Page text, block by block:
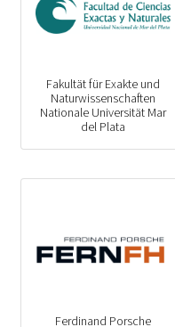
Fakultät für Exakte und
Naturwissenschaften
Nationale Universität Mar
del Plata
Ferdinand Porsche